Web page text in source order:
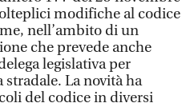
modifiche al codice
nell’ambito di un
che prevede anche
legislativa per
La novità ha
del codice in diversi